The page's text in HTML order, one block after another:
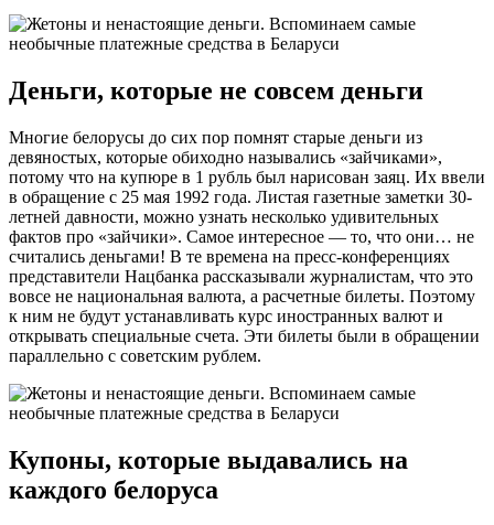
Деньги, которые не совсем деньги
Многие белорусы до сих пор помнят старые деньги из
девяностых, которые обиходно назывались «зайчиками»,
потому что на купюре в 1 рубль был нарисован заяц. Их ввели
в обращение с 25 мая 1992 года. Листая газетные заметки 30-
летней давности, можно узнать несколько удивительных
фактов про «зайчики». Самое интересное — то, что они… не
считались деньгами! В те времена на пресс-конференциях
представители Нацбанка рассказывали журналистам, что это
вовсе не национальная валюта, а расчетные билеты. Поэтому
к ним не будут устанавливать курс иностранных валют и
открывать специальные счета. Эти билеты были в обращении
параллельно с советским рублем.
Купоны, которые выдавались на
каждого белоруса